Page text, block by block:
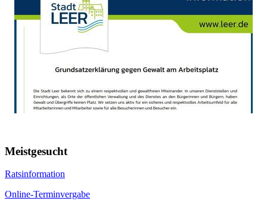
Meistgesucht
Ratsinformation
Online-Terminvergabe